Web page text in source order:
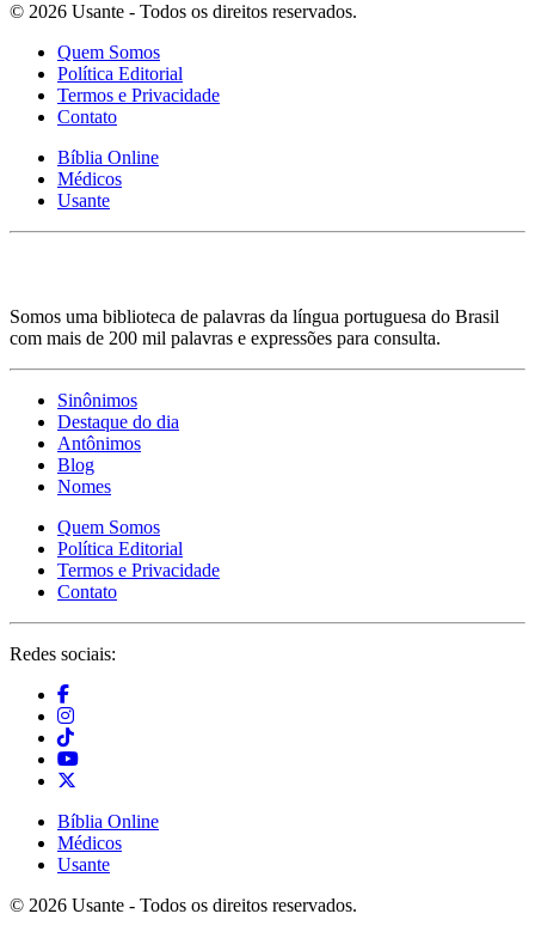
© 2026 Usante - Todos os direitos reservados.
Quem Somos
Política Editorial
Termos e Privacidade
Contato
Bíblia Online
Médicos
Usante
Somos uma biblioteca de palavras da língua portuguesa do Brasil
com mais de 200 mil palavras e expressões para consulta.
Sinônimos
Destaque do dia
Antônimos
Blog
Nomes
Quem Somos
Política Editorial
Termos e Privacidade
Contato
Redes sociais:
Bíblia Online
Médicos
Usante
© 2026 Usante - Todos os direitos reservados.